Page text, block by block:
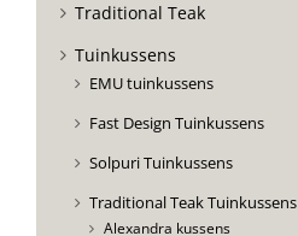
Traditional Teak
Tuinkussens
EMU tuinkussens
Fast Design Tuinkussens
Solpuri Tuinkussens
Traditional Teak Tuinkussens
Alexandra kussens